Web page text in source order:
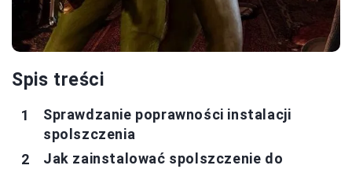
Spis treści
Sprawdzanie poprawności instalacji
spolszczenia
Jak zainstalować spolszczenie do